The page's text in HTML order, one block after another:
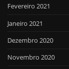
Fevereiro 2021
Janeiro 2021
Dezembro 2020
Novembro 2020